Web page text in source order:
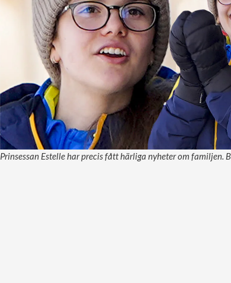
Prinsessan Estelle har precis fått härliga nyheter om familjen.